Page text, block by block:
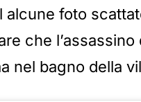
alcune foto
che
nel bagno della